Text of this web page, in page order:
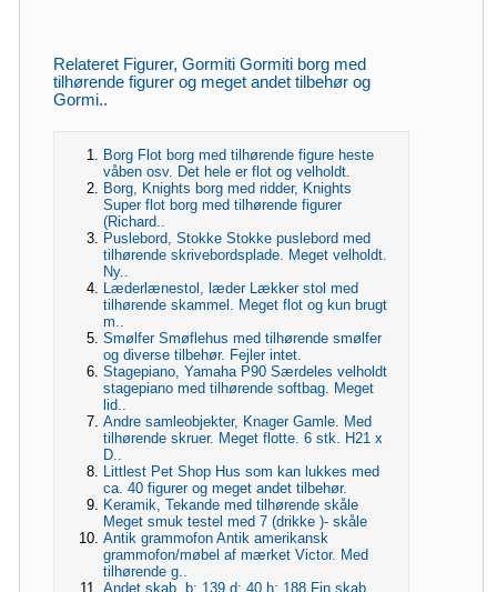
Relateret Figurer, Gormiti Gormiti borg med
tilhørende figurer og meget andet tilbehør og
Gormi..
Borg Flot borg med tilhørende figure heste
våben osv. Det hele er flot og velholdt.
Borg, Knights borg med ridder, Knights
Super flot borg med tilhørende figurer
(Richard..
Puslebord, Stokke Stokke puslebord med
tilhørende skrivebordsplade. Meget velholdt.
Ny..
Læderlænestol, læder Lækker stol med
tilhørende skammel. Meget flot og kun brugt
m..
Smølfer Smøflehus med tilhørende smølfer
og diverse tilbehør. Fejler intet.
Stagepiano, Yamaha P90 Særdeles velholdt
stagepiano med tilhørende softbag. Meget
lid..
Andre samleobjekter, Knager Gamle. Med
tilhørende skruer. Meget flotte. 6 stk. H21 x
D..
Littlest Pet Shop Hus som kan lukkes med
ca. 40 figurer og meget andet tilbehør.
Keramik, Tekande med tilhørende skåle
Meget smuk testel med 7 (drikke )- skåle
Antik grammofon Antik amerikansk
grammofon/møbel af mærket Victor. Med
tilhørende g..
Andet skab, b: 139 d: 40 h: 188 Fin skab